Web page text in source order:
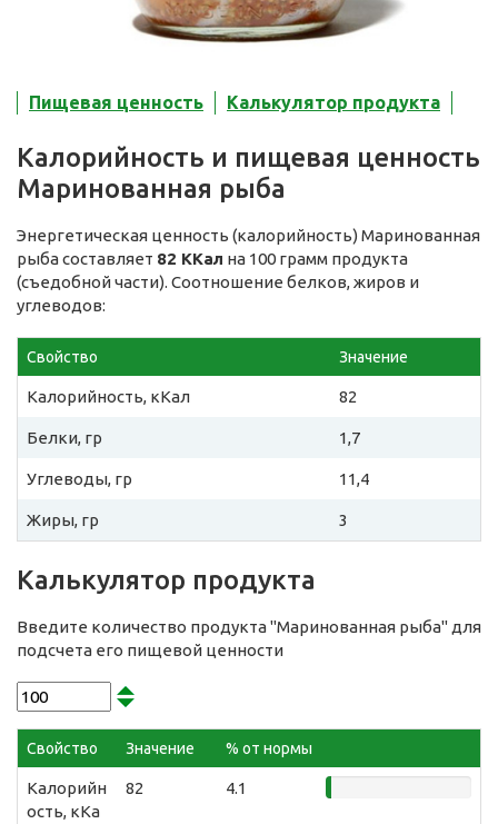
Пищевая ценность Калькулятор продукта
Калорийность и пищевая ценность
Маринованная рыба
Энергетическая ценность (калорийность) Маринованная
рыба составляет 82 ККал на 100 грамм продукта
(съедобной части). Соотношение белков, жиров и
углеводов:
Свойство Значение
Калорийность, кКал 82
Белки, гр 1,7
Углеводы, гр 11,4
Жиры, гр 3
Калькулятор продукта
Введите количество продукта "Маринованная рыба" для
подсчета его пищевой ценности
Свойство Значение % от нормы
Калорийн
ость, кКа
82 4.1